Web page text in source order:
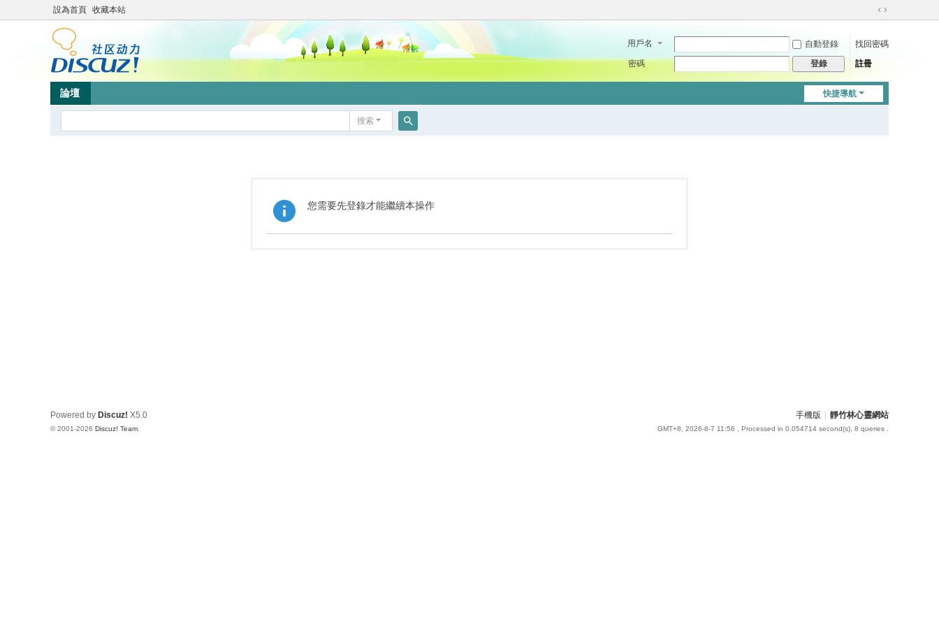
設為首頁 收藏本站
切
到
用戶名 自動登錄
找回密碼
密碼
登錄 註冊
快捷導航
論壇
搜索
您需要先登錄才能繼續本操作
手機版 靜竹林心靈網站
GMT+8, 2026-8-7 11:56 , Processed in 0.054714 second(s), 8 queries .
Powered by Discuz! X5.0
© 2001-2026 Discuz! Team